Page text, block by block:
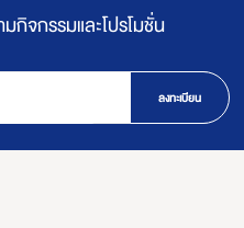
กิจกรรมและโปรโมชั่น
ลงทะเบียน